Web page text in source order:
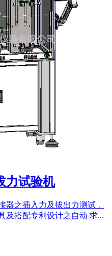
力试验机
之插入力及拔出力测试，
及搭配专利设计之自动 求...